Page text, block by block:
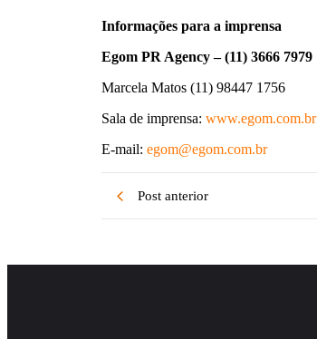
Informações para a imprensa
Egom PR Agency – (11) 3666 7979
Marcela Matos (11) 98447 1756
Sala de imprensa: www.egom.com.br
E-mail: egom@egom.com.br
Post anterior